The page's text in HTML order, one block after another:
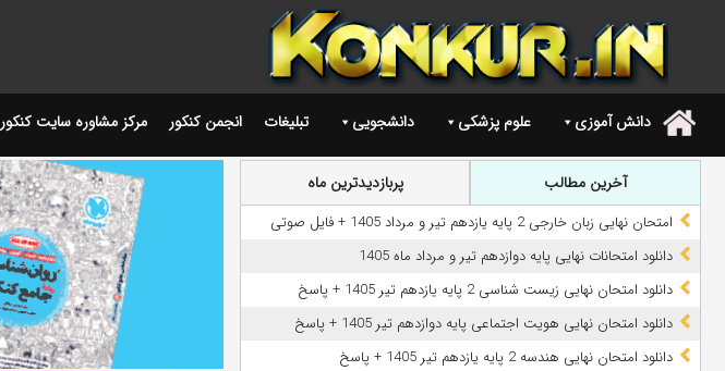
. دانش آموزی علوم پزشکی دانشجویی تبلیغات انجمن کنکور مرکز مشاوره سایت کنکور
آخرین مطالب پربازدیدترین ماه
امتحان نهایی زبان خارجی 2 پایه یازدهم تیر و مرداد 1405 + فایل صوتی
دانلود امتحانات نهایی پایه دوازدهم تیر و مرداد ماه 1405
دانلود امتحان نهایی زیست شناسی 2 پایه یازدهم تیر 1405 + پاسخ
دانلود امتحان نهایی هویت اجتماعی پایه دوازدهم تیر 1405 + پاسخ
دانلود امتحان نهایی هندسه 2 پایه یازدهم تیر 1405 + پاسخ